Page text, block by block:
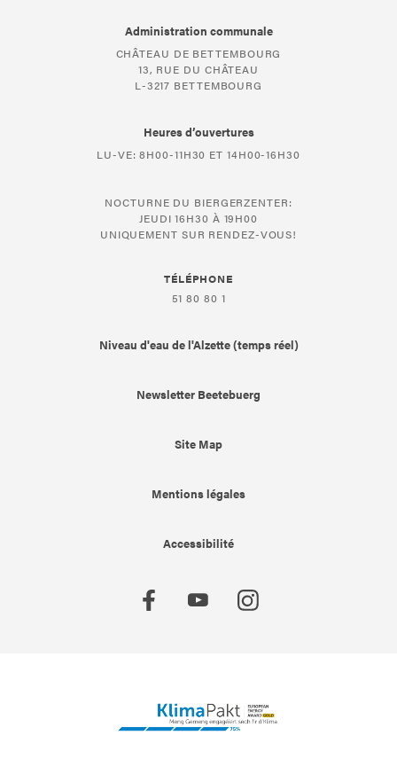
Administration communale
CHÂTEAU DE BETTEMBOURG
13, RUE DU CHÂTEAU
L-3217 BETTEMBOURG
Heures d’ouvertures
LU-VE: 8H00-11H30 ET 14H00-16H30
NOCTURNE DU BIERGERZENTER:
JEUDI 16H30 À 19H00
UNIQUEMENT SUR RENDEZ-VOUS!
TÉLÉPHONE
51 80 80 1
Niveau d'eau de l'Alzette (temps réel)
Newsletter Beetebuerg
Site Map
Mentions légales
Accessibilité